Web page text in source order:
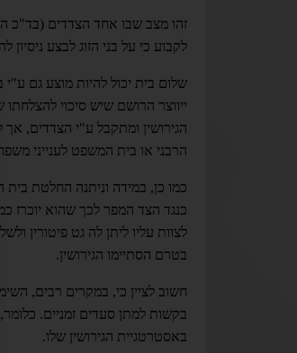
זהו מצב שבו אחד הצדדים (בד"כ
לקבוע כי על בני הזוג לבצע
שלום בית יכול להיות מוצע גם
ייווצר הרושם שיש סיכוי
הגירושין ומתקבל ע"י הצדדים, אך
הרבני או בית המשפט לענייני
כמו כן, במידה וניתנה החלטת בית
כנגד הצד המפר לכך שהוא יוכרז
לצוות עליו ליתן לה גט פיטורין
בטרם הסתיימו הגירושין.
חשוב לציין כי, במקרים רבים,
בקשות למתן סעדים זמניים.
באסטרטגיית הגירושין שלו.